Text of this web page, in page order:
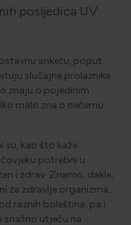
posljedica UV
anketu, poput
slučajne prolaznike
znaju o pojedinim
malo zna o nečemu
su, kao što kaže
potrebni u
i zdrav. Znamo, dakle,
za zdravlje organizma,
raznih boleština, pa i
utječu na